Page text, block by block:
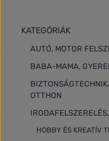
KATEGÓRIÁK
AUTÓ, MOTOR
BABA-MAMA,
OTTHON
HOBBY ÉS KREATÍV